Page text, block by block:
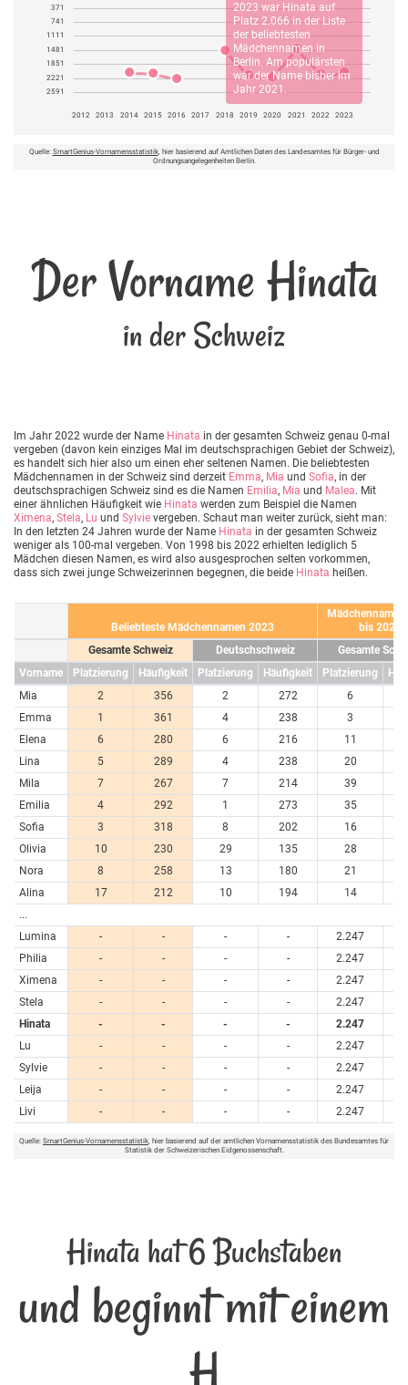
2023 war Hinata auf
Platz 2.066 in der Liste
der beliebtesten
Mädchennamen in
Berlin. Am populärsten
war der Name bisher im
Jahr 2021.
371
741
1111
1481
1851
2221
2591
2012 2013 2014 2015 2016 2017 2018 2019 2020 2021 2022 2023
Quelle: SmartGenius-Vornamensstatistik, hier basierend auf Amtlichen Daten des Landesamtes für Bürger- und
Ordnungsangelegenheiten Berlin.
Der Vorname Hinata
in der Schweiz
Im Jahr 2022 wurde der Name Hinata in der gesamten Schweiz genau 0-mal
vergeben (davon kein einziges Mal im deutschsprachigen Gebiet der Schweiz),
es handelt sich hier also um einen eher seltenen Namen. Die beliebtesten
Mädchennamen in der Schweiz sind derzeit Emma, Mia und Sofia, in der
deutschsprachigen Schweiz sind es die Namen Emilia, Mia und Malea. Mit
einer ähnlichen Häufigkeit wie Hinata werden zum Beispiel die Namen
Ximena, Stela, Lu und Sylvie vergeben. Schaut man weiter zurück, sieht man:
In den letzten 24 Jahren wurde der Name Hinata in der gesamten Schweiz
weniger als 100-mal vergeben. Von 1998 bis 2022 erhielten lediglich 5
Mädchen diesen Namen, es wird also ausgesprochen selten vorkommen,
dass sich zwei junge Schweizerinnen begegnen, die beide Hinata heißen.
Beliebteste Mädchennamen 2023
Mädchennamen
bis 2023
Gesamte Schweiz
Deutschschweiz
Gesamte
Vorname
Platzierung Häufigkeit Platzierung Häufigkeit Platzierung
Mia
2 356 2 272 6
Emma
1 361 4 238 3
Elena
6 280 6 216 11
Lina
5 289 4 238 20
Mila
7 267 7 214 39
Emilia
4 292 1 273 35
Sofia
3 318 8 202 16
Olivia
10 230 29 135 28
Nora
8 258 13 180 21
Alina
17 212 10 194 14
...
Lumina
- - - -
2.247
Philia
- - - -
2.247
Ximena
- - - -
2.247
Stela
- - - -
2.247
Hinata
- - - -
2.247
Lu
- - - -
2.247
Sylvie
- - - -
2.247
Leija
- - - -
2.247
Livi
- - - - 2.247
Quelle: SmartGenius-Vornamensstatistik , hier basierend auf der amtlichen Vornamensstatistik des Bundesamtes für
Statistik der Schweizerischen Eidgenossenschaft.
Hinata hat 6 Buchstaben
und beginnt mit einem